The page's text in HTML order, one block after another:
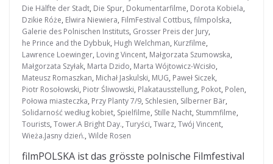
Die Hälfte der Stadt, Die Spur, Dokumentarfilme, Dorota Kobiela,
Dzikie Róże, Elwira Niewiera, FilmFestival Cottbus, filmpolska,
Galerie des Polnischen Instituts, Grosser Preis der Jury,
he Prince and the Dybbuk, Hugh Welchman, Kurzfilme,
Lawrence Loewinger, Loving Vincent, Małgorzata Szumowska,
Małgorzata Szyłak, Marta Dzido, Marta Wójtowicz-Wcisło,
Mateusz Romaszkan, Michał Jaskulski, MUG, Paweł Siczek,
Piotr Rosołowski, Piotr Śliwowski, Plakatausstellung, Pokot, Polen,
Połowa miasteczka, Przy Planty 7/9, Schlesien, Silberner Bär,
Solidarność według kobiet, Spielfilme, Stille Nacht, Stummfilme,
Tourists, Tower.A Bright Day., Turyści, Twarz, Twój Vincent,
Wieża.Jasny dzień., Wilde Rosen
filmPOLSKA ist das grösste polnische Filmfestival